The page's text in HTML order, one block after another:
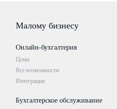
Малому бизнесу
Онлайн-бухгалтерия
Цены
Все возможности
Интеграции
Бухгалтерское обслуживание